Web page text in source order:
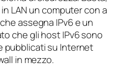
LAN un computer con a
assegna IPv6 e un
che gli host IPv6 sono
pubblicati su Internet
in mezzo.